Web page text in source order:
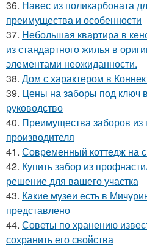
36. Навес из поликарбоната
преимущества и особенности
37. Небольшая квартира в
из стандартного жилья в
элементами неожиданности.
38. Дом с характером в
39. Цены на заборы под ключ
руководство
40. Преимущества заборов
производителя
41. Современный коттедж на
42. Купить забор из
решение для вашего участка
43. Какие музеи есть в
представлено
44. Советы по хранению
сохранить его свойства